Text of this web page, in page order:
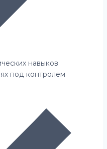
навыков
под контролем